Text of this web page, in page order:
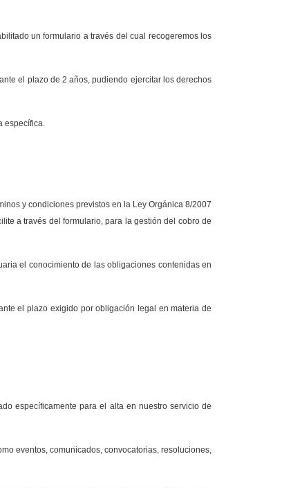
un formulario a través del cual recogeremos los
e l plazo de 2 años, pudiendo ejercitar los derechos
específica.
y condiciones previstos en la Ley Orgánica 8/2007
a través del formulario, para la gestión del cobro de
el conocimiento de las obligaciones contenidas en
el plazo exigido por obligación legal en materia de
específicamente para el alta en nuestro servicio de
eventos, comunicados, convocatorias, resoluciones,